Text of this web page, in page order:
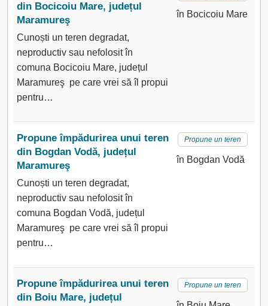
din Bocicoiu Mare, județul
Maramureş
Cunoști un teren degradat,
neproductiv sau nefolosit în
comuna Bocicoiu Mare, județul
Maramureş pe care vrei să îl propui
pentru…
în Bocicoiu Mare
Propune împădurirea unui teren
din Bogdan Vodă, județul
Maramureş
Cunoști un teren degradat,
neproductiv sau nefolosit în
comuna Bogdan Vodă, județul
Maramureş pe care vrei să îl propui
pentru…
Propune un teren
în Bogdan Vodă
Propune împădurirea unui teren
din Boiu Mare, județul
Propune un teren